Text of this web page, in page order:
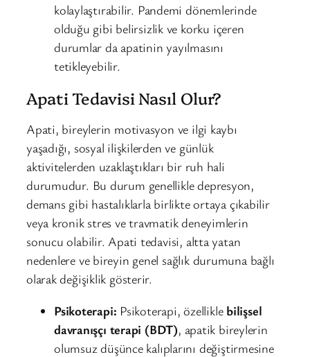
kolaylaştırabilir. Pandemi dönemlerinde
olduğu gibi belirsizlik ve korku içeren
durumlar da apatinin yayılmasını
tetikleyebilir.
Apati Tedavisi Nasıl Olur?
Apati, bireylerin motivasyon ve ilgi kaybı
yaşadığı, sosyal ilişkilerden ve günlük
aktivitelerden uzaklaştıkları bir ruh hali
durumudur. Bu durum genellikle depresyon,
demans gibi hastalıklarla birlikte ortaya çıkabilir
veya kronik stres ve travmatik deneyimlerin
sonucu olabilir. Apati tedavisi, altta yatan
nedenlere ve bireyin genel sağlık durumuna bağlı
olarak değişiklik gösterir.
Psikoterapi: Psikoterapi, özellikle bilişsel
davranışçı terapi (BDT), apatik bireylerin
olumsuz düşünce kalıplarını değiştirmesine